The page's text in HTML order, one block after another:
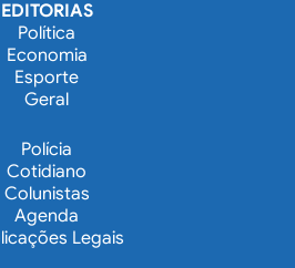
EDITORIAS
Política
Economia
Esporte
Geral
Polícia
Cotidiano
Colunistas
Agenda
Legais